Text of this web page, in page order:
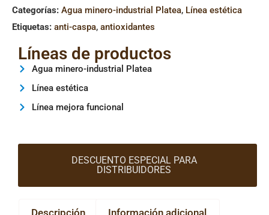
Categorías: Agua minero-industrial Platea, Línea estética
Etiquetas: anti-caspa, antioxidantes
Líneas de productos
Agua minero-industrial Platea
Línea estética
Línea mejora funcional
DESCUENTO ESPECIAL PARA
DISTRIBUIDORES
Descripción Información adicional